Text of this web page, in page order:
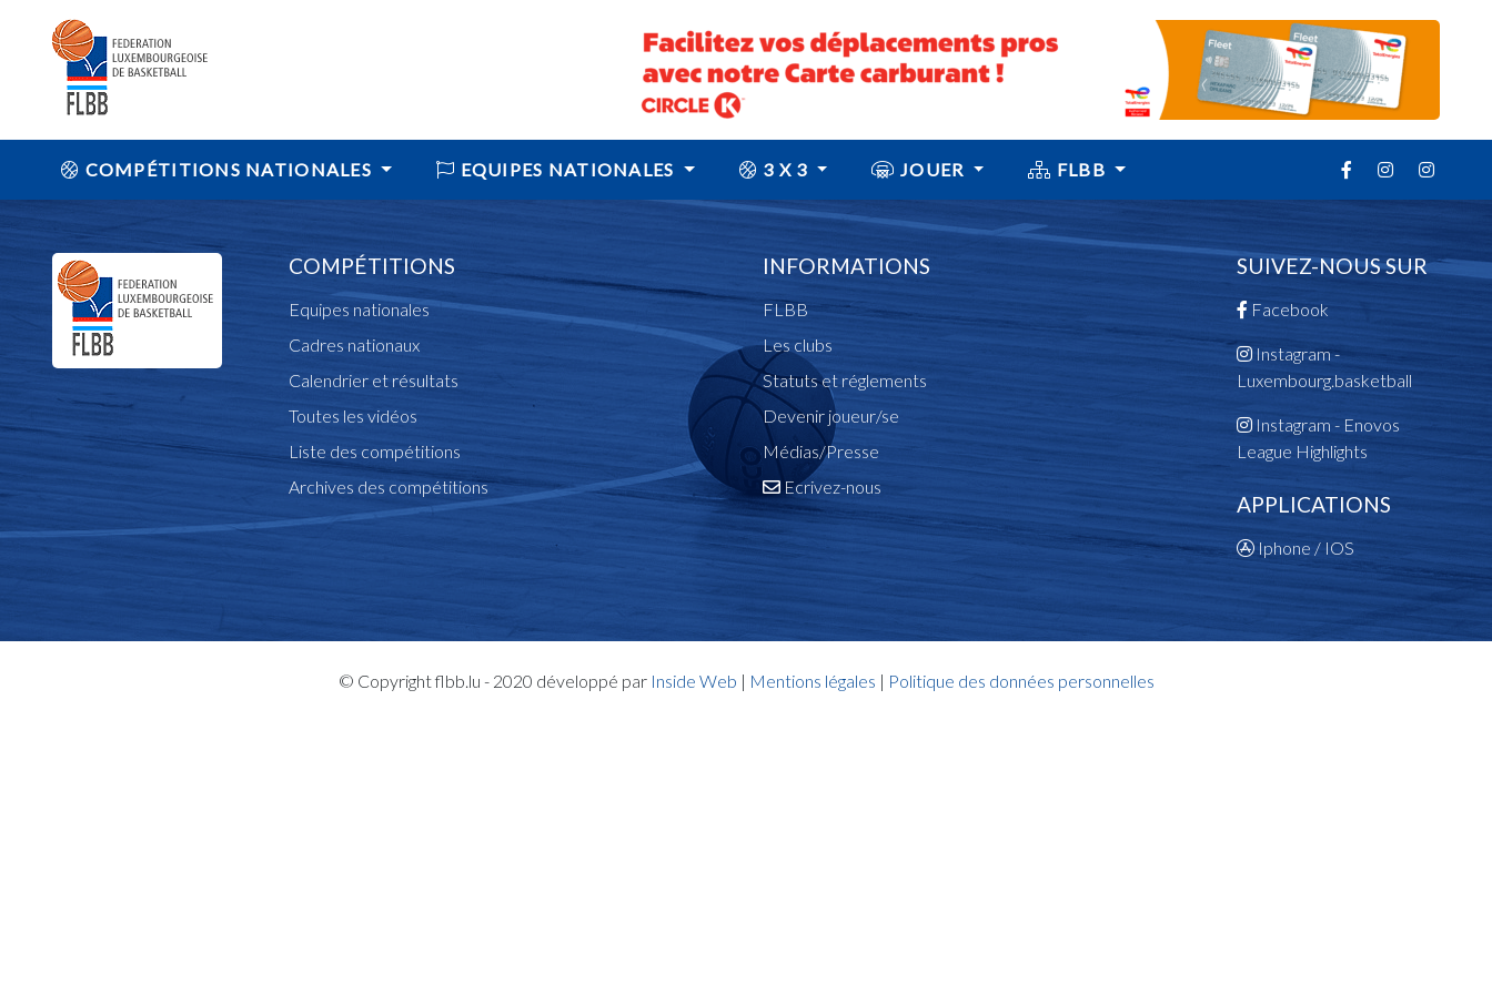
COMPÉTITIONS NATIONALES EQUIPES NATIONALES 3 X 3 JOUER FLBB
COMPÉTITIONS
Equipes nationales
Cadres nationaux
Calendrier et résultats
Toutes les vidéos
Liste des compétitions
Archives des compétitions
INFORMATIONS
FLBB
Les clubs
Statuts et réglements
Devenir joueur/se
Médias/Presse
Ecrivez-nous
SUIVEZ-NOUS SUR
Facebook
Instagram -
Luxembourg.basketball
Instagram - Enovos
League Highlights
APPLICATIONS
Iphone / IOS
© Copyright flbb.lu - 2020 développé par Inside Web | Mentions légales | Politique des données personnelles